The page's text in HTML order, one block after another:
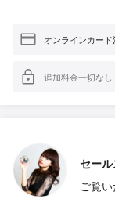
オンラインカー
追加料金一切なし
セー
ご覧